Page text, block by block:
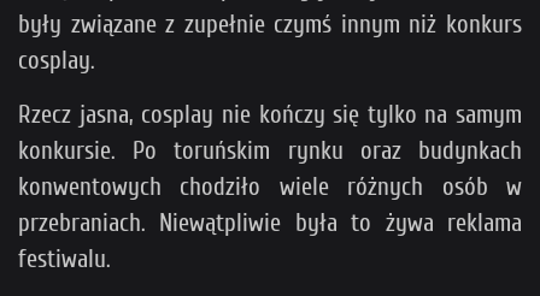
były związane z zupełnie czymś innym niż konkurs
cosplay.
Rzecz jasna, cosplay nie kończy się tylko na samym
konkursie. Po toruńskim rynku oraz budynkach
konwentowych chodziło wiele różnych osób w
przebraniach. Niewątpliwie była to żywa reklama
festiwalu.